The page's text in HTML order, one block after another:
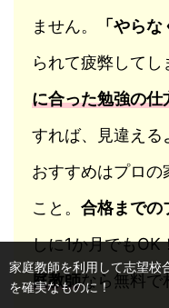
ません。
「やら
られて疲弊してし
に合った勉強の仕
すれば、見違える
おすすめはプロの
こと。 合格までの
しに1か月でもOK
庭教師なら無料で
家庭教師を利用して志望校
を確実なものに！